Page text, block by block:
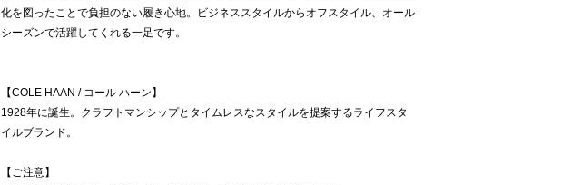
化を図ったことで負担のない履き心地。ビジネススタイルからオフスタイル、オール
シーズンで活躍してくれる一足です。
【COLE HAAN / コール ハーン】
1928年に誕生。クラフトマンシップとタイムレスなスタイルを提案するライフスタ
イルブランド。
【ご注意】